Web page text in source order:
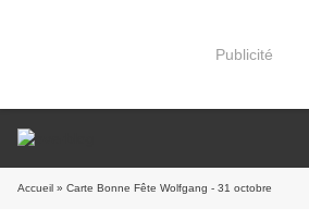
Publicité
Accueil » Carte Bonne Fête Wolfgang - 31 octobre